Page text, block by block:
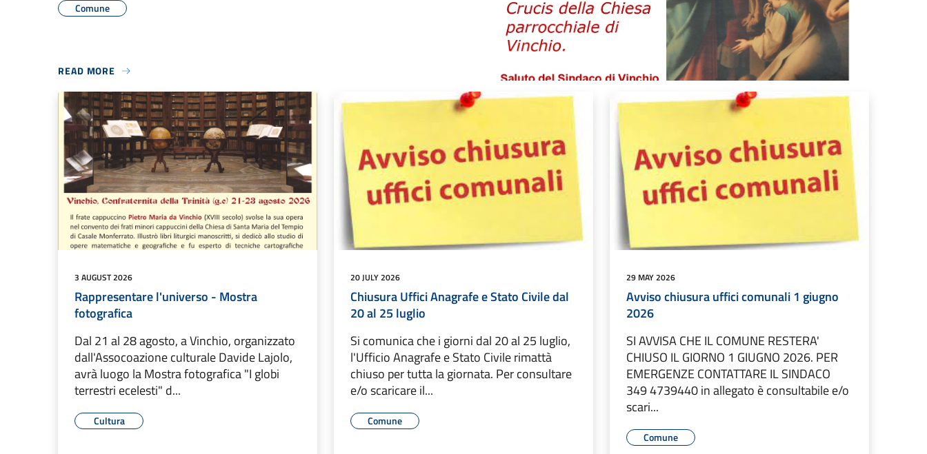
Comune
READ MORE
3 AUGUST 2026
Rappresentare l'universo - Mostra
fotografica
Dal 21 al 28 agosto, a Vinchio, organizzato
dall'Assocoazione culturale Davide Lajolo,
avrà luogo la Mostra fotografica "I globi
terrestri ecelesti" d...
Cultura
20 JULY 2026
Chiusura Uffici Anagrafe e Stato Civile dal
20 al 25 luglio
Si comunica che i giorni dal 20 al 25 luglio,
l'Ufficio Anagrafe e Stato Civile rimattà
chiuso per tutta la giornata. Per consultare
e/o scaricare il...
Comune
29 MAY 2026
Avviso chiusura uffici comunali 1 giugno
2026
SI AVVISA CHE IL COMUNE RESTERA'
CHIUSO IL GIORNO 1 GIUGNO 2026. PER
EMERGENZE CONTATTARE IL SINDACO
349 4739440 in allegato è consultabile e/o
scari...
Comune